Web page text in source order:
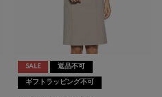
SALE 返品不可
ギフトラッピング不可